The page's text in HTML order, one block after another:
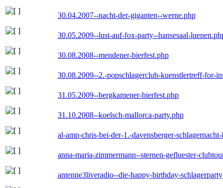
30.04.2007--nacht-der-giganten--werne.php
30.05.2009--lust-auf-fox-party--hansesaal-
30.08.2008--mendener-bierfest.php
30.08.2009--2.-popschlagerclub-kuenstlertreff-for-
31.05.2009--bergkamener-bierfest.php
31.10.2008--koelsch-mallorca-party.php
al-amp-chris-bei-der-1.-davensberger-
anna-maria-zimmermann--sternen-gefluester-
antenne3liveradio--die-happy-birthday-